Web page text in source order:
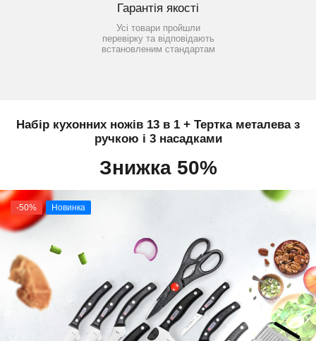
Гарантія якості
Усі товари пройшли
перевірку та відповідають
встановленим стандартам
Набір кухонних ножів 13 в 1 + Тертка металева з
ручкою і 3 насадками
Знижка 50%
-50% Новинка